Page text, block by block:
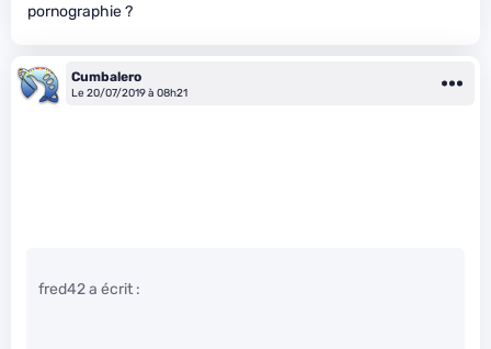
pornographie ?
Cumbalero
Le 20/07/2019 à 08h21
fred42 a écrit :